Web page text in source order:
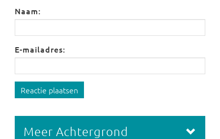
Naam:
E-mailadres:
Reactie plaatsen
Meer Achtergrond